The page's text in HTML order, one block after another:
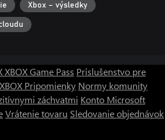
Xbox – výsledky
XBOX Game Pass Príslušenstvo pre
Pripomienky Normy komunity
záchvatmi Konto Microsoft
Vrátenie tovaru Sledovanie objednávok